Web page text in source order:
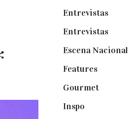
Entrevistas(36)
Entrevistas(14)
Escena Nacional
Features(29)
Gourmet(102)
Inspo